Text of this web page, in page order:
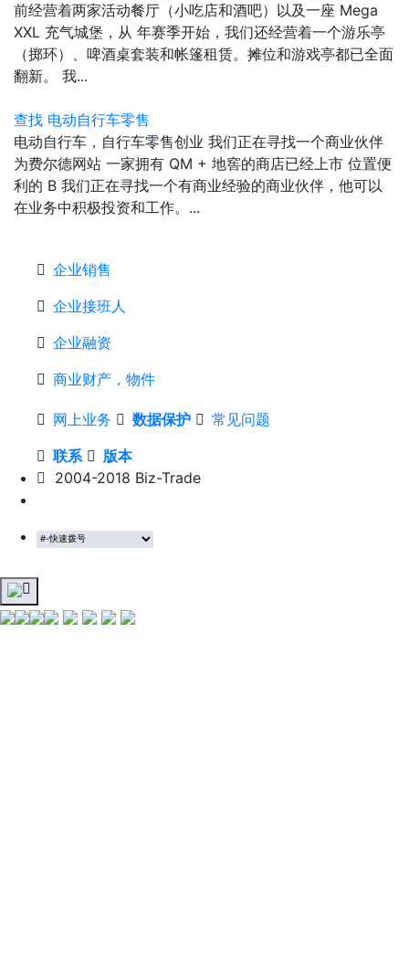
前经营着两家活动餐厅（小吃店和酒吧）以及一座 Mega
XXL 充气城堡，从 年赛季开始，我们还经营着一个游乐亭
（掷环）、啤酒桌套装和帐篷租赁。摊位和游戏亭都已全面
翻新。 我...
查找 电动自行车零售
电动自行车，自行车零售创业 我们正在寻找一个商业伙伴
为费尔德网站 一家拥有 QM + 地窖的商店已经上市 位置便
利的 B 我们正在寻找一个有商业经验的商业伙伴，他可以
在业务中积极投资和工作。...
企业销售
企业接班人
企业融资
商业财产，物件
网上业务 数据保护 常见问题
联系 版本
2004-2018 Biz-Trade